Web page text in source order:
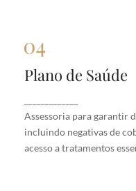
Plano de Saúde
Assessoria para garantir
incluindo negativas de
acesso a tratamentos
saúde, incluindo
indevidos e acesso